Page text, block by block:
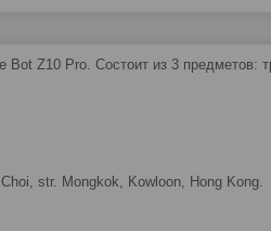
Bot Z10 Pro. Состоит из 3 предметов:
str. Mongkok, Kowloon, Hong Kong.